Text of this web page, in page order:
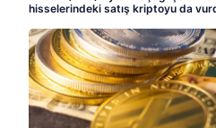
hisselerindeki satış kriptoyu da